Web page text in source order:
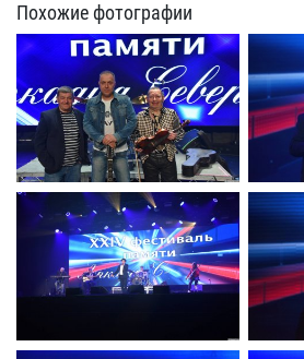
Похожие фотографии